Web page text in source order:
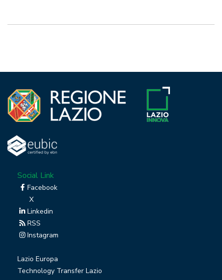
Social Link
Facebook
X
Linkedin
RSS
Instagram
Lazio Europa
Technology Transfer Lazio